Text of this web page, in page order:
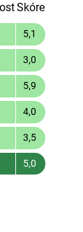
Skóre
5,1
3,0
5,9
4,0
3,5
5,0